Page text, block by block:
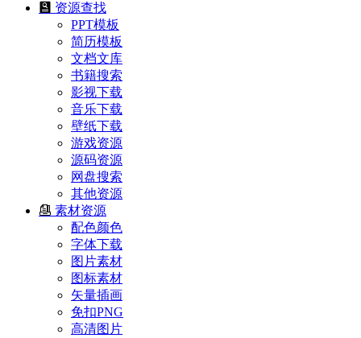
资源查找
PPT模板
简历模板
文档文库
书籍搜索
影视下载
音乐下载
壁纸下载
游戏资源
源码资源
网盘搜索
其他资源
素材资源
配色颜色
字体下载
图片素材
图标素材
矢量插画
免扣PNG
高清图片